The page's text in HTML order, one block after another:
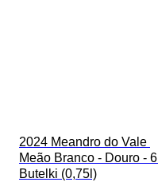
2024 Meandro do Vale
Meão Branco - Douro - 6
Butelki (0,75l)